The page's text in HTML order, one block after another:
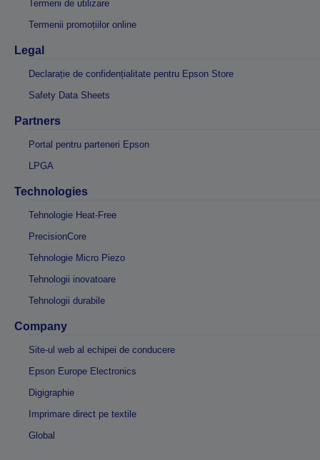
Termeni de utilizare
Termenii promoțiilor online
Legal
Declarație de confidențialitate pentru Epson Store
Safety Data Sheets
Partners
Portal pentru parteneri Epson
LPGA
Technologies
Tehnologie Heat-Free
PrecisionCore
Tehnologie Micro Piezo
Tehnologii inovatoare
Tehnologii durabile
Company
Site-ul web al echipei de conducere
Epson Europe Electronics
Digigraphie
Imprimare direct pe textile
Global